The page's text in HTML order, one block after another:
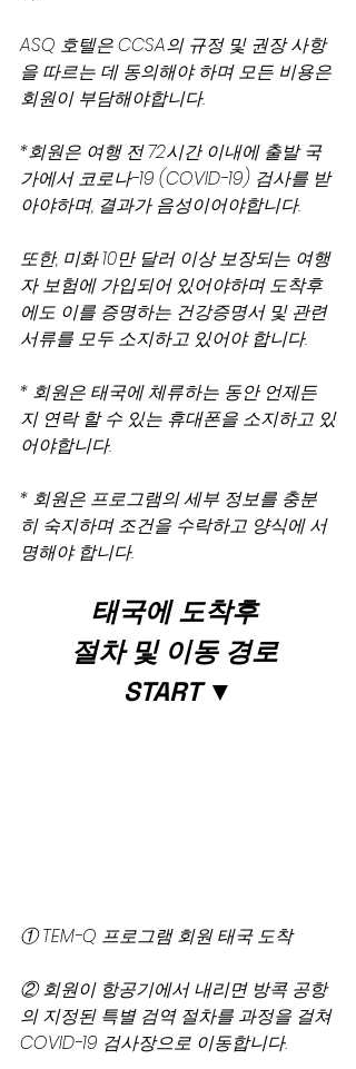
ASQ 호텔은 CCSA의 규정 및 권장 사항
을 따르는 데 동의해야 하며 모든 비용은
회원이 부담해야합니다.
*회원은 여행 전 72시간 이내에 출발 국
가에서 코로나-19 (COVID-19) 검사를 받
아야하며, 결과가 음성이어야합니다.
또한, 미화 10만 달러 이상 보장되는 여행
자 보험에 가입되어 있어야하며 도착후
에도 이를 증명하는 건강증명서 및 관련
서류를 모두 소지하고 있어야 합니다.
* 회원은 태국에 체류하는 동안 언제든
지 연락 할 수 있는 휴대폰을 소지하고 있
어야합니다.
* 회원은 프로그램의 세부 정보를 충분
히 숙지하며 조건을 수락하고 양식에 서
명해야 합니다.
태국에 도착후
절차 및 이동 경로
START ▼
① TEM-Q 프로그램 회원 태국 도착
② 회원이 항공기에서 내리면 방콕 공항
의 지정된 특별 검역 절차를 과정을 걸쳐
COVID-19 검사장으로 이동합니다.